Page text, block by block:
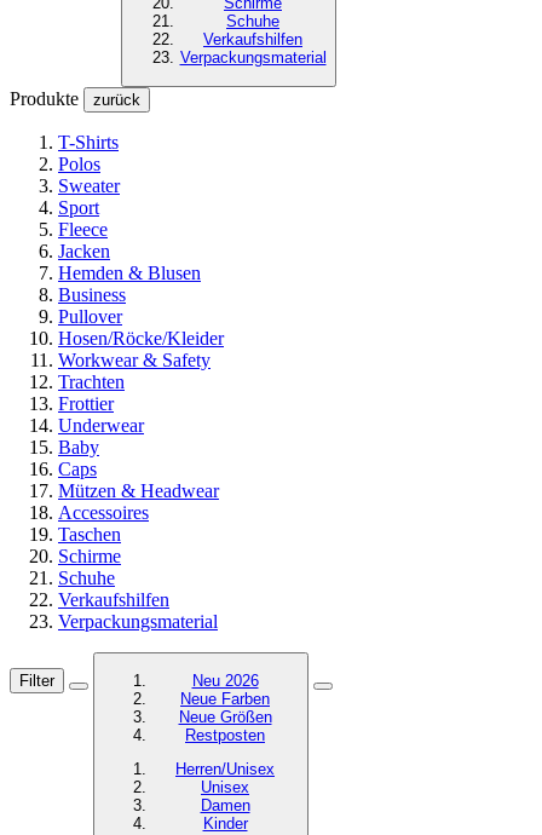
Schuhe
Verkaufshilfen
Verpackungsmaterial
Produkte zurück
T-Shirts
Polos
Sweater
Sport
Fleece
Jacken
Hemden & Blusen
Business
Pullover
Hosen/Röcke/Kleider
Workwear & Safety
Trachten
Frottier
Underwear
Baby
Caps
Mützen & Headwear
Accessoires
Taschen
Schirme
Schuhe
Verkaufshilfen
Verpackungsmaterial
Filter
Neu 2026
Neue Farben
Neue Größen
Restposten
Herren/Unisex
Unisex
Damen
Kinder